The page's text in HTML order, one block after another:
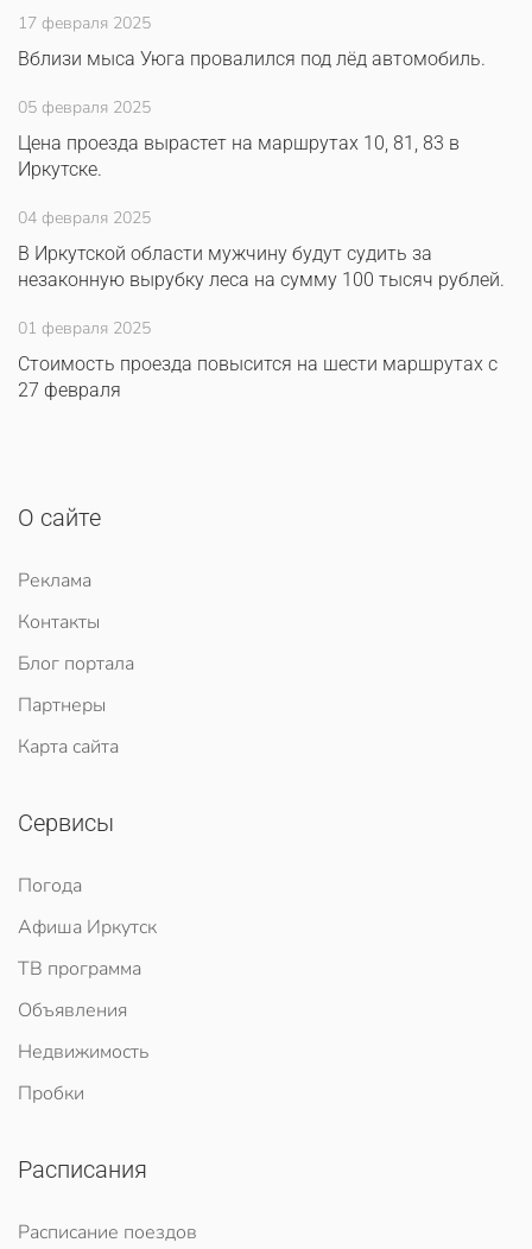
17 февраля 2025
Вблизи мыса Уюга провалился под лёд автомобиль.
05 февраля 2025
Цена проезда вырастет на маршрутах 10, 81, 83 в
Иркутске.
04 февраля 2025
В Иркутской области мужчину будут судить за
незаконную вырубку леса на сумму 100 тысяч рублей.
01 февраля 2025
Стоимость проезда повысится на шести маршрутах с
27 февраля
О сайте
Реклама
Контакты
Блог портала
Партнеры
Карта сайта
Сервисы
Погода
Афиша Иркутск
ТВ программа
Объявления
Недвижимость
Пробки
Расписания
Расписание поездов